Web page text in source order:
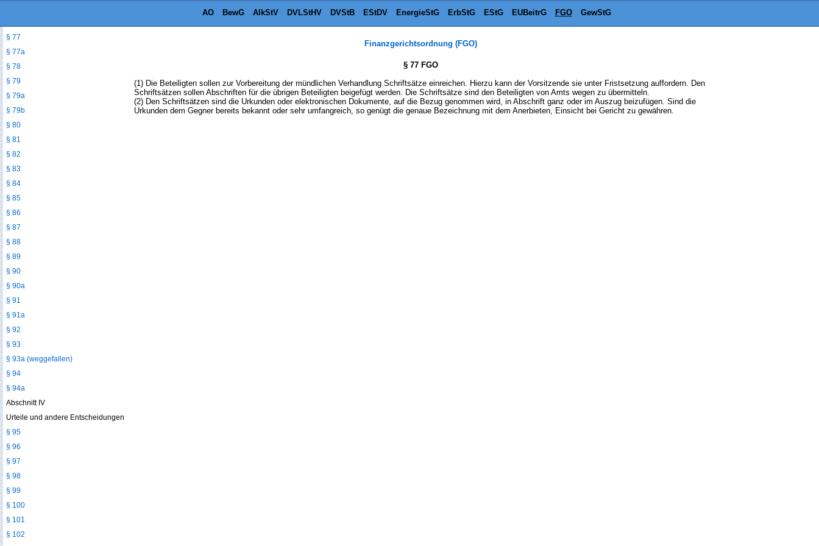
AO BewG AlkStV DVLStHV DVStB EStDV EnergieStG ErbStG EStG EUBeitrG FGO GewStG
Finanzgerichtsordnung (FGO)
§ 77 FGO
(1) Die Beteiligten sollen zur Vorbereitung der mündlichen Verhandlung Schriftsätze einreichen. Hierzu kann der Vorsitzende sie unter Fristsetzung auffordern. Den
Schriftsätzen sollen Abschriften für die übrigen Beteiligten beigefügt werden. Die Schriftsätze sind den Beteiligten von Amts wegen zu übermitteln.
(2) Den Schriftsätzen sind die Urkunden oder elektronischen Dokumente, auf die Bezug genommen wird, in Abschrift ganz oder im Auszug beizufügen. Sind die
Urkunden dem Gegner bereits bekannt oder sehr umfangreich, so genügt die genaue Bezeichnung mit dem Anerbieten, Einsicht bei Gericht zu gewähren.
§ 77
§ 77a
§ 78
§ 79
§ 79a
§ 79b
§ 80
§ 81
§ 82
§ 83
§ 84
§ 85
§ 86
§ 87
§ 88
§ 89
§ 90
§ 90a
§ 91
§ 91a
§ 92
§ 93
§ 93a (weggefallen)
§ 94
§ 94a
Abschnitt IV
Urteile und andere Entscheidungen
§ 95
§ 96
§ 97
§ 98
§ 99
§ 100
§ 101
§ 102